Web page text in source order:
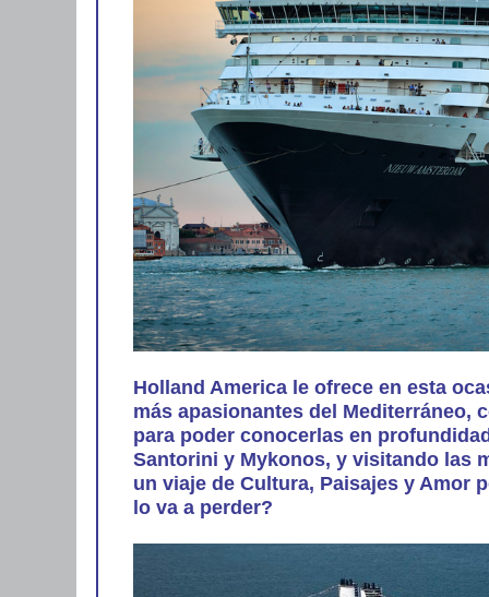
Holland America le ofrece en esta
más apasionantes del Mediterráneo,
para poder conocerlas en
Santorini y Mykonos, y visitando las
un viaje de Cultura, Paisajes y Amor
lo va a perder?